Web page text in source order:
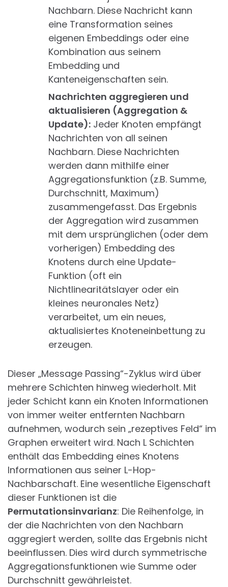
Nachbarn. Diese Nachricht kann
eine Transformation seines
eigenen Embeddings oder eine
Kombination aus seinem
Embedding und
Kanteneigenschaften sein.
Nachrichten aggregieren und
aktualisieren (Aggregation &
Update): Jeder Knoten empfängt
Nachrichten von all seinen
Nachbarn. Diese Nachrichten
werden dann mithilfe einer
Aggregationsfunktion (z.B. Summe,
Durchschnitt, Maximum)
zusammengefasst. Das Ergebnis
der Aggregation wird zusammen
mit dem ursprünglichen (oder dem
vorherigen) Embedding des
Knotens durch eine Update-
Funktion (oft ein
Nichtlinearitätslayer oder ein
kleines neuronales Netz)
verarbeitet, um ein neues,
aktualisiertes Knoteneinbettung zu
erzeugen.
Dieser „Message Passing“-Zyklus wird über
mehrere Schichten hinweg wiederholt. Mit
jeder Schicht kann ein Knoten Informationen
von immer weiter entfernten Nachbarn
aufnehmen, wodurch sein „rezeptives Feld“ im
Graphen erweitert wird. Nach L Schichten
enthält das Embedding eines Knotens
Informationen aus seiner L-Hop-
Nachbarschaft. Eine wesentliche Eigenschaft
dieser Funktionen ist die
Permutationsinvarianz: Die Reihenfolge, in
der die Nachrichten von den Nachbarn
aggregiert werden, sollte das Ergebnis nicht
beeinflussen. Dies wird durch symmetrische
Aggregationsfunktionen wie Summe oder
Durchschnitt gewährleistet.